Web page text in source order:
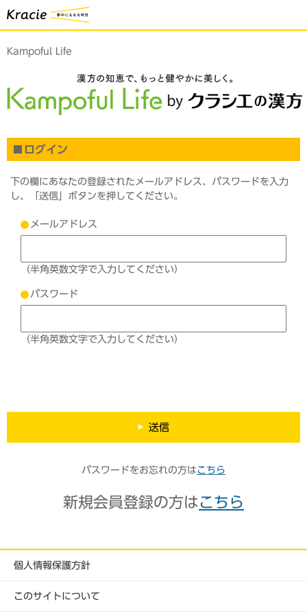
Kampoful Life
ログイン
下の欄にあなたの登録されたメールアドレス、パスワードを入力
し、「送信」ボタンを押してください。
メールアドレス
（半角英数文字で入力してください）
パスワード
（半角英数文字で入力してください）
送信
パスワードをお忘れの方は こちら
新規会員登録の方は こちら
個人情報保護方針
このサイトについて